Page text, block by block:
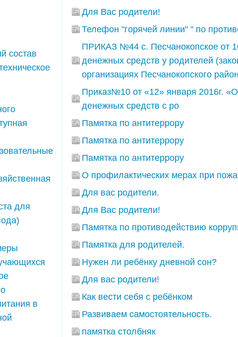
состав
для
в
Для Вас родители!
Телефон "горячей линии" " по
ПРИКАЗ №44 с. Песчанокопское от
денежных средств у родителей
организациях Песчанокопского
Приказ№10 от «12» января 2016г.
денежных средств с ро
Памятка по антитеррору
Памятка по антитеррору
Памятка по антитеррору
О профилактических мерах при
Для вас родители.
Для Вас родители!
Памятка по противодействию
Памятка для родителей.
Нужен ли ребёнку дневной сон?
Для вас родители!
Как вести себя с ребёнком
Развиваем самостоятельность.
памятка столбняк